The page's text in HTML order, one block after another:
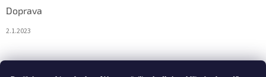
Doprava
2.1.2023